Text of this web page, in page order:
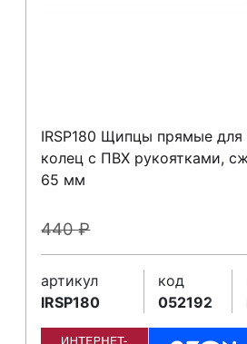
IRSP180 Щипцы прямые для
колец с ПВХ рукоятками,
65 мм
440₽
артикул
IRSP180
код
052192